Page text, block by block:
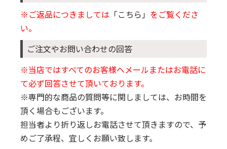
※ご返品につきましては 「こちら」 をご覧くださ
い。
ご注文やお問い合わせの回答
※当店ではすべてのお客様へメールまたはお電話に
て必ず回答させて頂いております。
※専門的な商品の質問等に関しましては、お時間を
頂く場合もございます。
担当者より折り返しお電話させて頂きますので、予
めご了承程、宜しくお願い致します。